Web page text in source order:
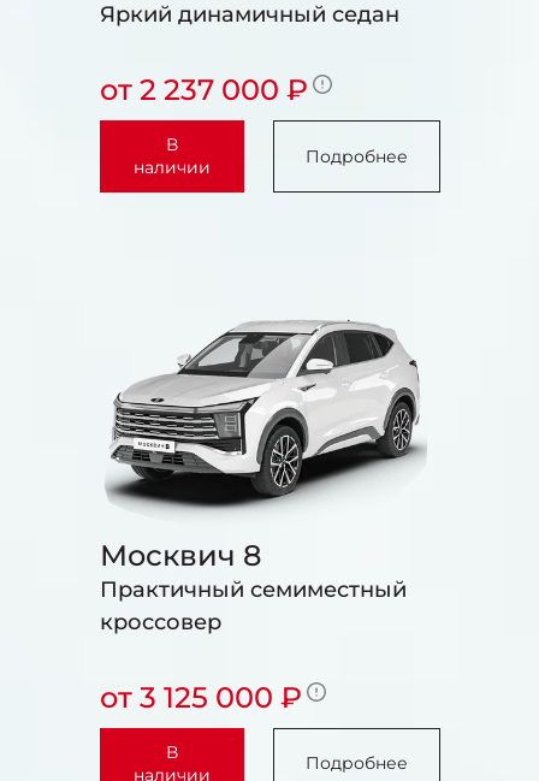
Яркий динамичный седан
от 2 237 000 ₽
В
наличии
Подробнее
Москвич 8
Практичный семиместный
кроссовер
от 3 125 000 ₽
В
наличии
Подробнее